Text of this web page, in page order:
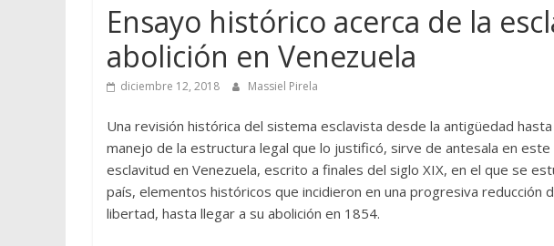
Ensayo histórico acerca de la
abolición en Venezuela
diciembre 12, 2018 Massiel Pirela
Una revisión histórica del sistema esclavista desde la antigüedad
manejo de la estructura legal que lo justificó, sirve de antesala en
esclavitud en Venezuela, escrito a finales del siglo XIX, en el que se
país, elementos históricos que incidieron en una progresiva reducción
libertad, hasta llegar a su abolición en 1854.